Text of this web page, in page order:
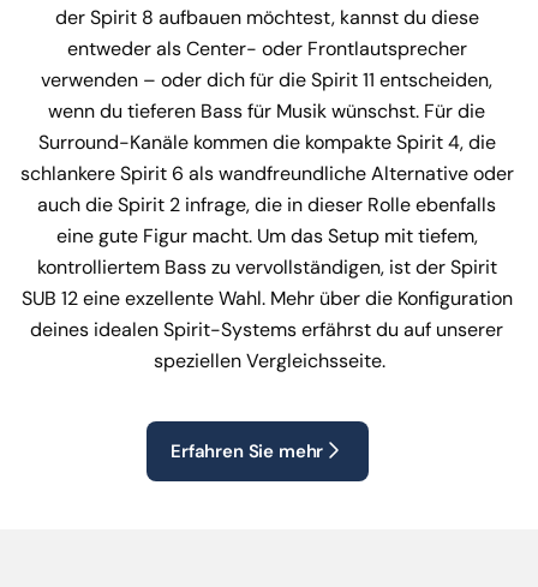
der Spirit 8 aufbauen möchtest, kannst du diese
entweder als Center- oder Frontlautsprecher
verwenden – oder dich für die Spirit 11 entscheiden,
wenn du tieferen Bass für Musik wünschst. Für die
Surround-Kanäle kommen die kompakte Spirit 4, die
schlankere Spirit 6 als wandfreundliche Alternative oder
auch die Spirit 2 infrage, die in dieser Rolle ebenfalls
eine gute Figur macht. Um das Setup mit tiefem,
kontrolliertem Bass zu vervollständigen, ist der Spirit
SUB 12 eine exzellente Wahl. Mehr über die Konfiguration
deines idealen Spirit-Systems erfährst du auf unserer
speziellen Vergleichsseite.
Erfahren Sie mehr